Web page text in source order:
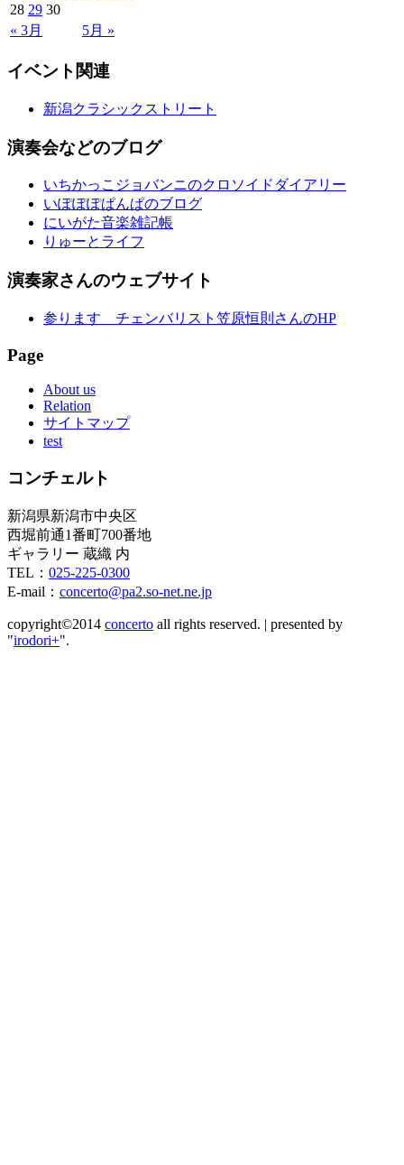
« 3月 5月 »
28 29 30
イベント関連
新潟クラシックストリート
演奏会などのブログ
いちかっこジョバンニのクロソイドダイアリー
いぽぽぽぱんぱのブログ
にいがた音楽雑記帳
りゅーとライフ
演奏家さんのウェブサイト
参ります チェンバリスト笠原恒則さんのHP
Page
About us
Relation
サイトマップ
test
コンチェルト
新潟県新潟市中央区
西堀前通1番町700番地
ギャラリー 蔵織 内
TEL： 025-225-0300
E-mail： concerto@pa2.so-net.ne.jp
copyright©2014 concerto all rights reserved. | presented by
"irodori+".